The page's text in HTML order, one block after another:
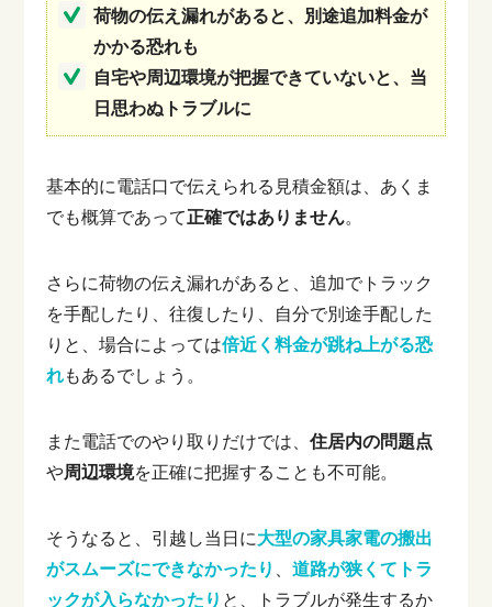
荷物の伝え漏れがあると、別途追加料金が
かかる恐れも
自宅や周辺環境が把握できていないと、当
日思わぬトラブルに
基本的に電話口で伝えられる見積金額は、あくま
でも概算であって正確ではありません。
さらに荷物の伝え漏れがあると、追加でトラック
を手配したり、往復したり、自分で別途手配した
りと、場合によっては倍近く料金が跳ね上がる恐
れもあるでしょう。
また電話でのやり取りだけでは、住居内の問題点
や周辺環境を正確に把握することも不可能。
そうなると、引越し当日に大型の家具家電の搬出
がスムーズにできなかったり
、道路が狭くてトラ
ックが入らなかったり と、トラブルが発生するか